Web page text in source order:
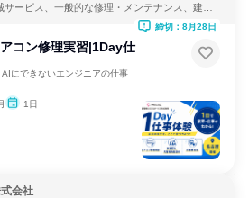
サービス、一般的な修理・メンテナンス、建
コン修理実習|1Day仕
にできないエンジニアの仕事
1日
締切：8月28日
会社